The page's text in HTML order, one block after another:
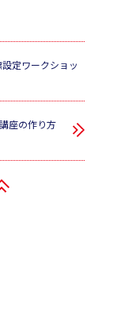
定ワークショッ
座の作り方